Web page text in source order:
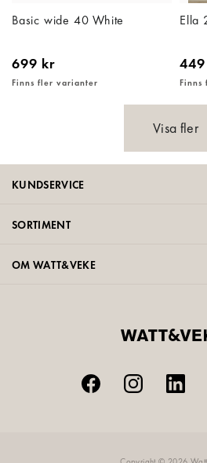
Basic wide 40 White
699 kr
Finns fler varianter
Ella
Finns
Visa fler
KUNDSERVICE
SORTIMENT
OM WATT&VEKE